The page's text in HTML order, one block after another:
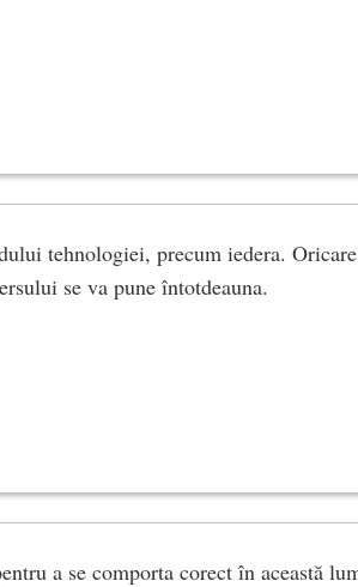
tehnologiei, precum iedera.
se va pune întotdeauna.
a se comporta corect în această